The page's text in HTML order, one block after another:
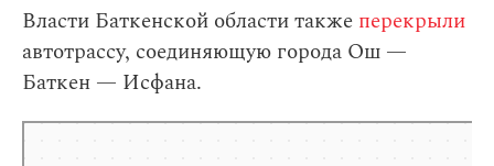
Власти Баткенской области также перекрыли
автотрассу, соединяющую города Ош —
Баткен — Исфана.
Яндекс.Карты